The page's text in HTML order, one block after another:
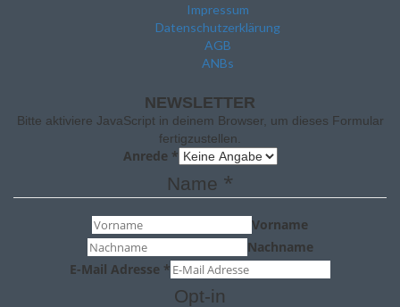
Impressum
Datenschutzerklärung
AGB
ANBs
NEWSLETTER
Bitte aktiviere JavaScript in deinem Browser, um dieses Formular
fertigzustellen.
Anrede *
Name *
Vorname
Nachname
E-Mail Adresse *
Opt-in